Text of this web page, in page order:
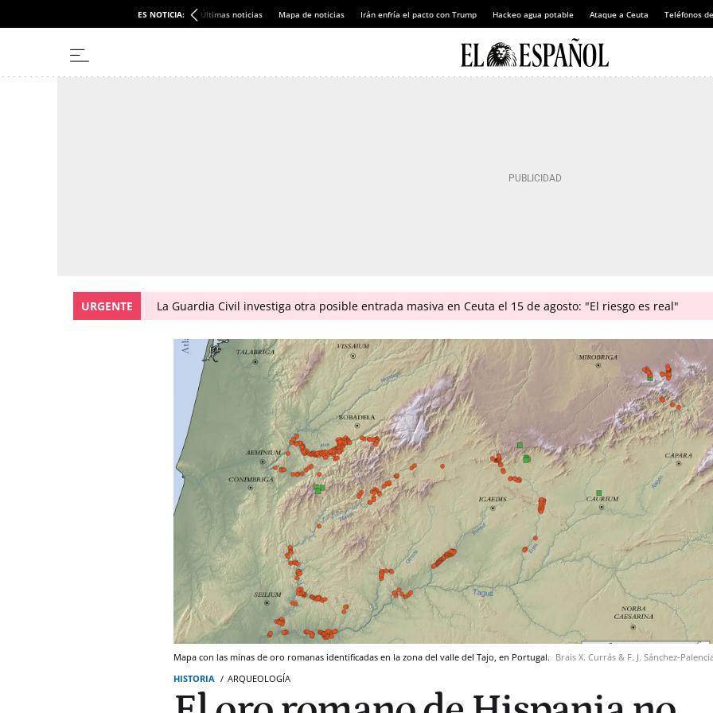
ES NOTICIA: Últimas noticias Mapa de noticias Irán enfría el pacto con Trump Hackeo agua potable Ataque a Ceuta Teléfonos
URGENTE La Guardia Civil investiga otra posible entrada masiva en Ceuta el 15 de agosto: "El riesgo es real"
Mapa con las minas de oro romanas identificadas en la zona del valle del Tajo, en Portugal. Brais X. Currás & F. J. Sánchez-
HISTORIA
ARQUEOLOGÍA